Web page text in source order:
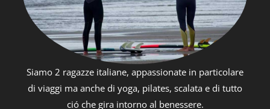
Siamo 2 ragazze italiane, appassionate in particolare
di viaggi ma anche di yoga, pilates, scalata e di tutto
ció che gira intorno al benessere.